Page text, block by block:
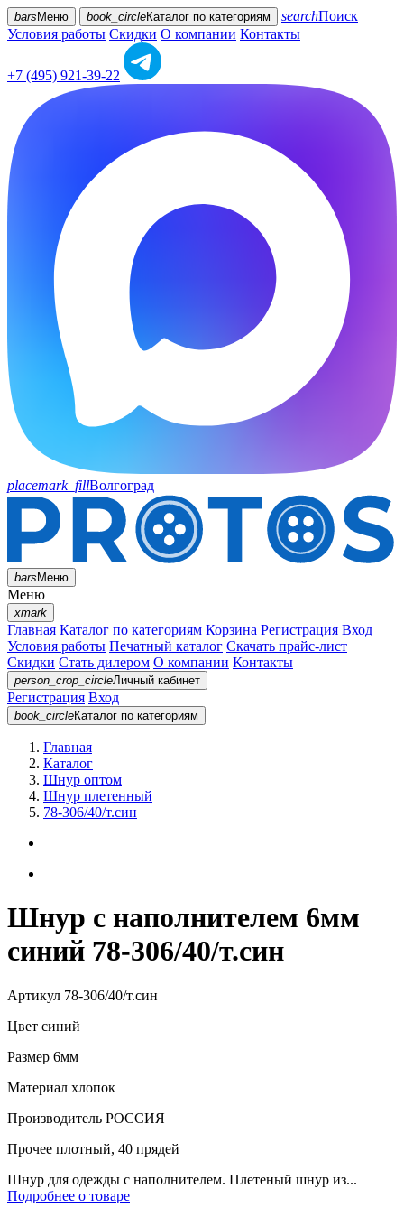
bars Меню book_circleКаталог по категориям searchПоиск
Условия работы Скидки О компании Контакты
+7 (495) 921-39-22
placemark_fillВолгоград
barsМеню
Меню
xmark
Главная Каталог по категориям Корзина Регистрация Вход
Условия работы Печатный каталог Скачать прайс-лист
Скидки Стать дилером О компании Контакты
person_crop_circleЛичный кабинет
Регистрация Вход
book_circleКаталог по категориям
Главная
Каталог
Шнур оптом
Шнур плетенный
78-306/40/т.син
Шнур с наполнителем 6мм
синий 78-306/40/т.син
Артикул 78-306/40/т.син
Цвет синий
Размер 6мм
Материал хлопок
Производитель РОССИЯ
Прочее плотный, 40 прядей
Шнур для одежды с наполнителем. Плетеный шнур из...
Подробнее о товаре